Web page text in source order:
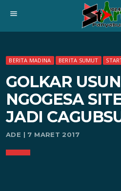
menu
BERITA MADINA BERITA SUMUT
GOLKAR
NGOGESA
JADI
ADE | 7 MARET 2017